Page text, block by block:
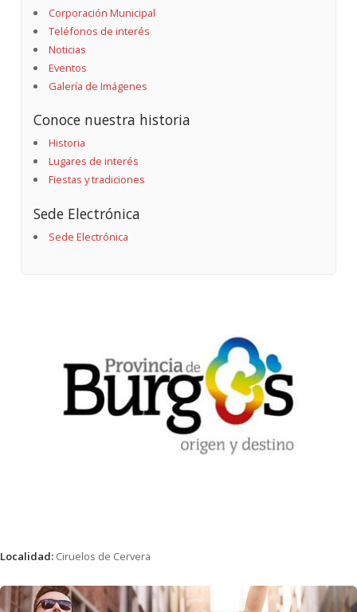
Corporación Municipal
Teléfonos de interés
Noticias
Eventos
Galería de Imágenes
Conoce nuestra historia
Historia
Lugares de interés
Fiestas y tradiciones
Sede Electrónica
Sede Electrónica
Localidad: Ciruelos de Cervera